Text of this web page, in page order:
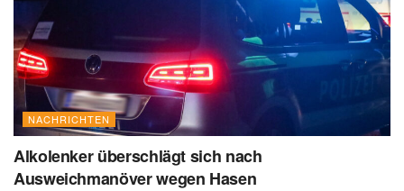
NACHRICHTEN
Alkolenker überschlägt sich nach
Ausweichmanöver wegen Hasen